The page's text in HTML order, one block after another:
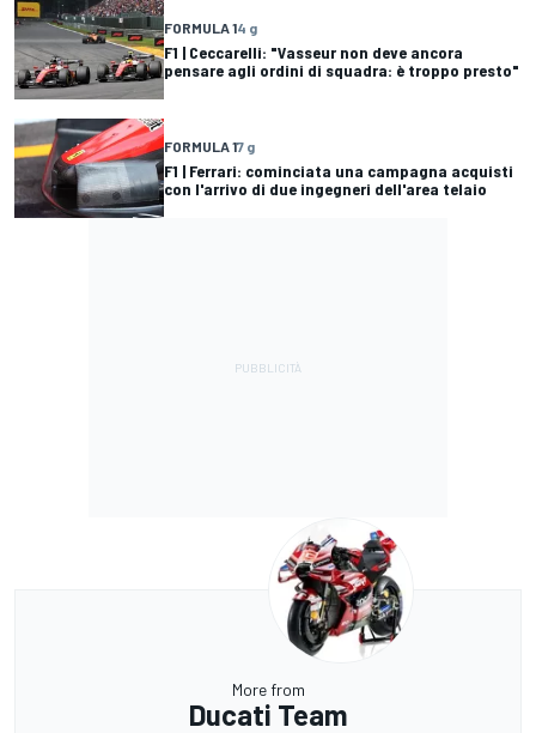
FORMULA 14 g
F1 | Ceccarelli: "Vasseur non deve ancora
pensare agli ordini di squadra: è troppo presto"
FORMULA 17 g
F1 | Ferrari: cominciata una campagna acquisti
con l'arrivo di due ingegneri dell'area telaio
More from
Ducati Team